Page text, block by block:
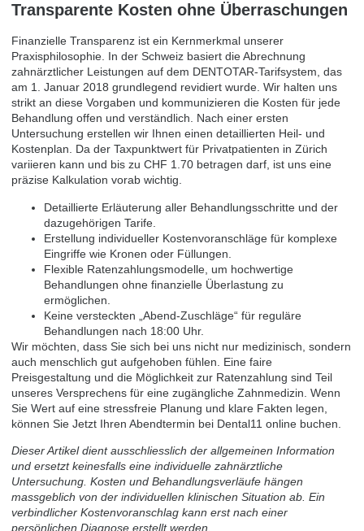
Transparente Kosten ohne Überraschungen
Finanzielle Transparenz ist ein Kernmerkmal unserer
Praxisphilosophie. In der Schweiz basiert die Abrechnung
zahnärztlicher Leistungen auf dem DENTOTAR-Tarifsystem, das
am 1. Januar 2018 grundlegend revidiert wurde. Wir halten uns
strikt an diese Vorgaben und kommunizieren die Kosten für jede
Behandlung offen und verständlich. Nach einer ersten
Untersuchung erstellen wir Ihnen einen detaillierten Heil- und
Kostenplan. Da der Taxpunktwert für Privatpatienten in Zürich
variieren kann und bis zu CHF 1.70 betragen darf, ist uns eine
präzise Kalkulation vorab wichtig.
Detaillierte Erläuterung aller Behandlungsschritte und der
dazugehörigen Tarife.
Erstellung individueller Kostenvoranschläge für komplexe
Eingriffe wie Kronen oder Füllungen.
Flexible Ratenzahlungsmodelle, um hochwertige
Behandlungen ohne finanzielle Überlastung zu
ermöglichen.
Keine versteckten „Abend-Zuschläge“ für reguläre
Behandlungen nach 18:00 Uhr.
Wir möchten, dass Sie sich bei uns nicht nur medizinisch, sondern
auch menschlich gut aufgehoben fühlen. Eine faire
Preisgestaltung und die Möglichkeit zur Ratenzahlung sind Teil
unseres Versprechens für eine zugängliche Zahnmedizin. Wenn
Sie Wert auf eine stressfreie Planung und klare Fakten legen,
können Sie Jetzt Ihren Abendtermin bei Dental11 online buchen
Dieser Artikel dient ausschliesslich der allgemeinen Information
und ersetzt keinesfalls eine individuelle zahnärztliche
Untersuchung. Kosten und Behandlungsverläufe hängen
massgeblich von der individuellen klinischen Situation ab. Ein
verbindlicher Kostenvoranschlag kann erst nach einer
persönlichen Diagnose erstellt werden.